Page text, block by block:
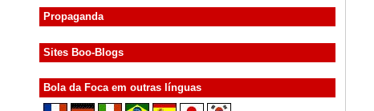
Propaganda
Sites Boo-Blogs
Bola da Foca em outras línguas